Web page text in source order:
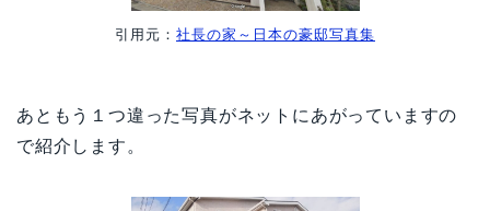
引用元： 社長の家～日本の豪邸写真集
あともう１つ違った写真がネットにあがっていますの
で紹介します。